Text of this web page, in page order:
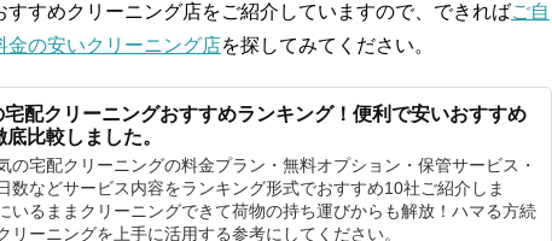
すめクリーニング店をご紹介していますので、できればご自
金の安いクリーニング店を探してみてください。
宅配クリーニングおすすめランキング！便利で安いおすすめ
比較しました。
の宅配クリーニングの料金プラン・無料オプション・保管サービス・
数などサービス内容をランキング形式でおすすめ10社ご紹介しま
いるままクリーニングできて荷物の持ち運びからも解放！ハマる方続
リーニングを上手に活用する参考にしてください。